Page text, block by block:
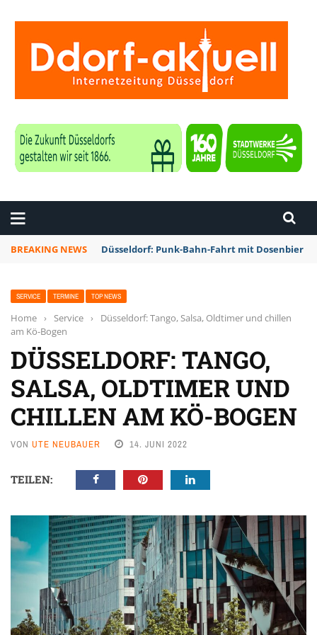
BREAKING NEWS Düsseldorf: Punk-Bahn-Fahrt mit Dosenbier
SERVICE TERMINE TOP NEWS
Home › Service ›
Düsseldorf: Tango, Salsa, Oldtimer und chillen
am Kö-Bogen
DÜSSELDORF: TANGO,
SALSA, OLDTIMER UND
CHILLEN AM KÖ-BOGEN
VON UTE NEUBAUER 14. JUNI 2022
TEILEN: